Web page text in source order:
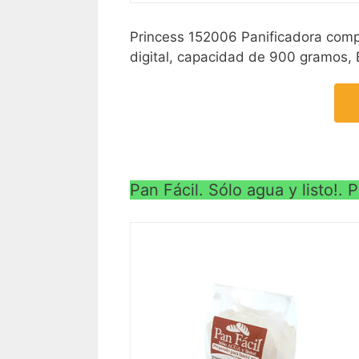
Princess 152006 Panificadora
digital, capacidad de 900 gramos,
Pan Fácil. Sólo agua y listo!.